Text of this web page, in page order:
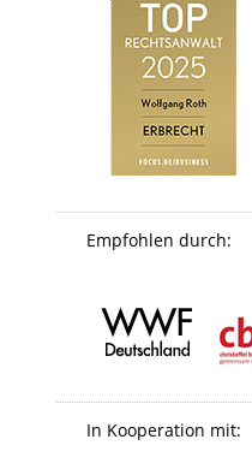
Empfohlen durch:
In Kooperation mit: